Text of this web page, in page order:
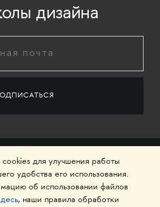
дизайна
для улучшения работы
удобства его использования.
об использовании файлов
, наши правила обработки